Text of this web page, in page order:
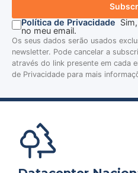
Política de Privacidade
no meu email.
Os seus dados serão usados
newsletter. Pode cancelar a
através do link presente em cada
de Privacidade para mais